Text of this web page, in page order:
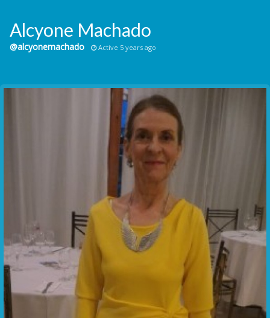
Groups
Communication Point
Alcyone Machado
@alcyonemachado Active 5 years ago